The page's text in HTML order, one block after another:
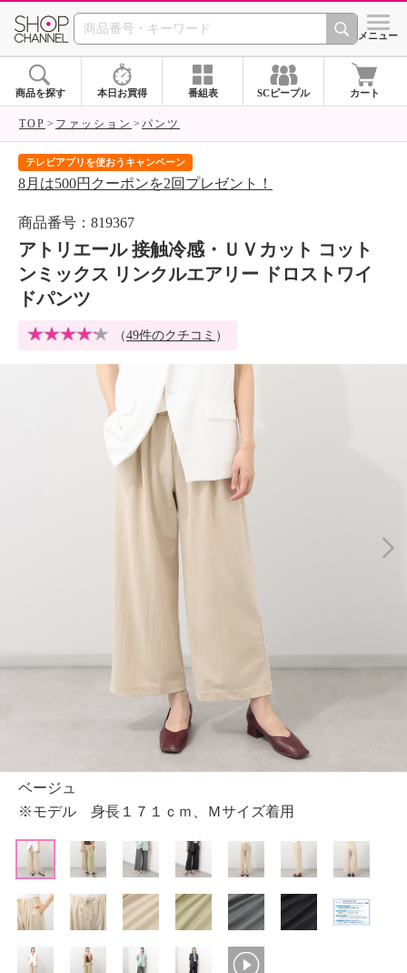
SHOP CHANNEL シメニュー
商品を探す 本日お買得 番組表 SCピープル カート
TOP ファッション パンツ
テレビアプリを使おうキャンペーン
8月は500円クーポンを2回プレゼント！
商品番号：819367
アトリエール 接触冷感・ＵＶカット コット
ンミックス リンクルエアリー ドロストワイ
ドパンツ
（49件のクチコミ ）
ベージュ
※モデル 身長１７１ｃｍ、Ｍサイズ着用